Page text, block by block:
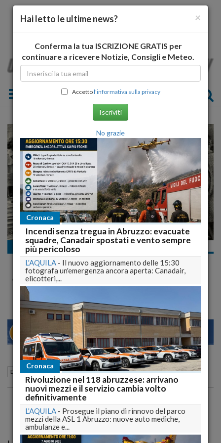
Toggle navigation
Documentari
Documentario "Con L'Abruzzo nel cuore", storie di
emigrazione in Argentina
di Gianfranco Di Giacomantonio
MILANO 28 30
Documentari L'Aquila (AQ) 25 Ottobre 2011 14:11
×
Hai letto le ultime news?
Conferma la tua ISCRIZIONE GRATIS per
continuare a ricevere Notizie, Consigli e Meteo.
Accettol'informativa sulla privacy
Iscriviti
No grazie
Cronaca
Incendi senza tregua in Abruzzo: evacuate
squadre, Canadair spostati e vento sempre
più pericoloso
L'AQUILA - Il nuovo aggiornamento delle 15:30
fotografa un'emergenza ancora aperta: Canadair,
elicotteri,...
Cronaca
Rivoluzione nel 118 abruzzese: arrivano
nuovi mezzi e il servizio cambia volto
definitivamente
L'AQUILA - Prosegue il piano di rinnovo del parco
mezzi della ASL 1 Abruzzo: nuove auto mediche,
ambulanze e...